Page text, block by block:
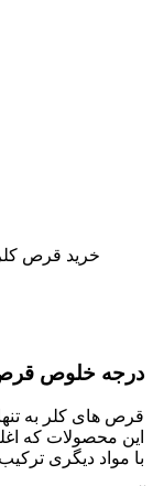
خرید قرص کلر
درجه خلوص
قرص های کلر به
با مواد دیگری